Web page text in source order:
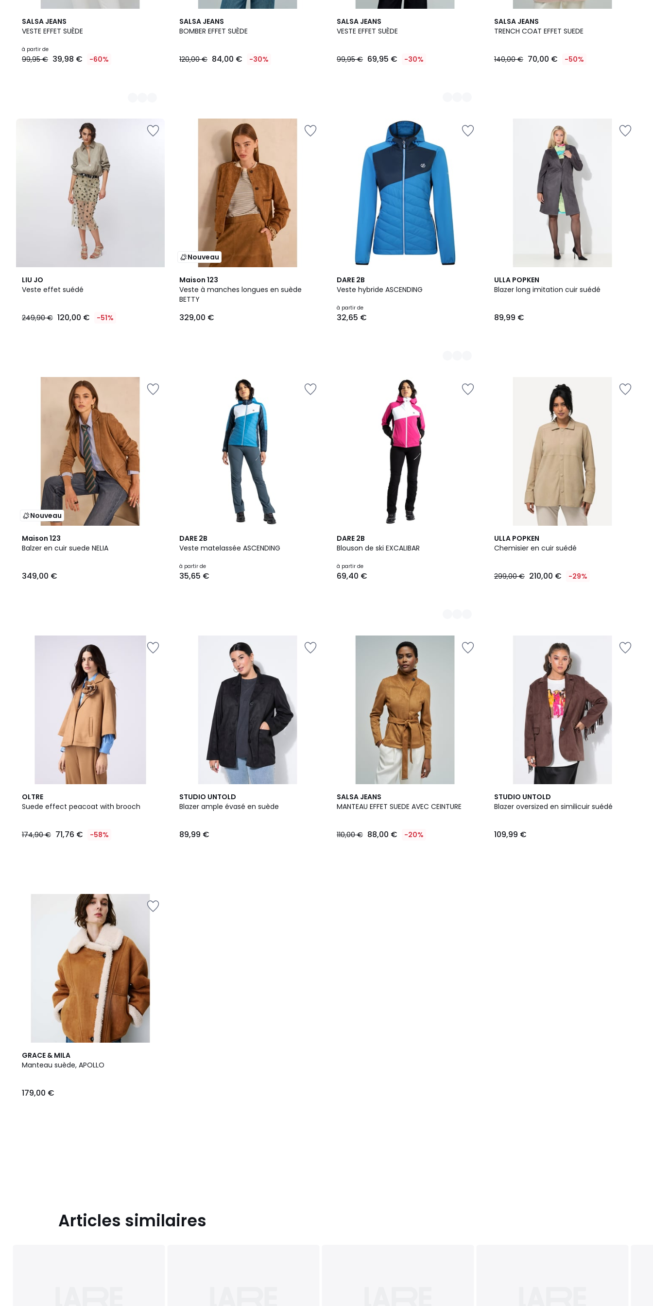
SALSA JEANS
VESTE EFFET SUÈDE
Prix
à
à partir de
99,95 € 39,98 € -60%
3
Couleurs
SALSA JEANS
BOMBER EFFET SUÈDE
120,00 € 84,00 € -30%
SALSA JEANS
VESTE EFFET SUÈDE
99,95 € 69,95 € -30%
2
Couleurs
SALSA JEANS
TRENCH COAT EFFET SUEDE
140,00 € 70,00 € -50%
LIU JO
Veste effet suédé
249,90 € 120,00 € -51%
Nouveau
Maison 123
Veste à manches longues en suède
BETTY
329,00 €
DARE 2B
Veste hybride ASCENDING
à partir de
32,65 €
2
Couleurs
ULLA POPKEN
Blazer long imitation cuir suédé
89,99 €
Nouveau
Maison 123
Balzer en cuir suede NELIA
349,00 €
DARE 2B
Veste matelassée ASCENDING
à partir de
35,65 €
DARE 2B
Blouson de ski EXCALIBAR
à partir de
69,40 €
2
Couleurs
ULLA POPKEN
Chemisier en cuir suédé
299,00 € 210,00 € -29%
OLTRE
Suede effect peacoat with brooch
174,90 € 71,76 € -58%
STUDIO UNTOLD
Blazer ample évasé en suède
89,99 €
SALSA JEANS
MANTEAU EFFET SUEDE AVEC CEINTURE
110,00 € 88,00 € -20%
STUDIO UNTOLD
Blazer oversized en similicuir suédé
109,99 €
GRACE & MILA
Manteau suède, APOLLO
179,00 €
Articles similaires